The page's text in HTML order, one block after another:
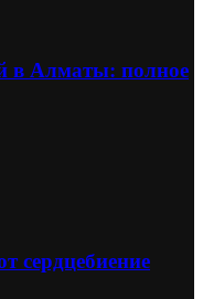
в Алматы: полное
сердцебиение